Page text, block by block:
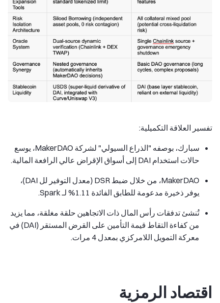
تفسير العلاقة التكميلية:
سبارك، بوصفه "الذراع السيولي" لشركة MakerDAO، يوسع
حالات استخدام DAI إلى أسواق الإقراض عالي الرافعة المالية.
MakerDAO، من خلال ضبط DSR (معدل التوفير لل DAI)،
يوفر ذخيرة مدعومة للطابق الفائدة 1.11% لـ Spark.
تُنشئ تدفقات رأس المال ذات الاتجاهين حلقة مغلقة، مما يزيد
من كفاءة التقاط قيمة التأمين على القرض المستقر (DAI) في
معركة التمويل اللامركزي بمعدل 4 مرات.
اقتصاد الرمزية